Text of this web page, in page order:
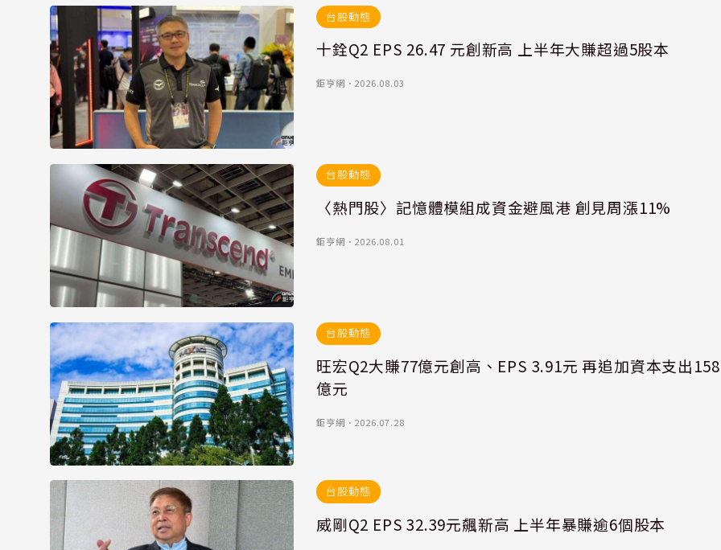
台股動態
十銓Q2 EPS 26.47 元創新高 上半年大賺超過5股本
鉅亨網 ． 2026.08.03
台股動態
〈熱門股〉記憶體模組成資金避風港 創見周漲11%
鉅亨網 ． 2026.08.01
台股動態
旺宏Q2大賺77億元創高、EPS 3.91元 再追加資本支出158
億元
鉅亨網 ． 2026.07.28
台股動態
威剛Q2 EPS 32.39元飆新高 上半年暴賺逾6個股本